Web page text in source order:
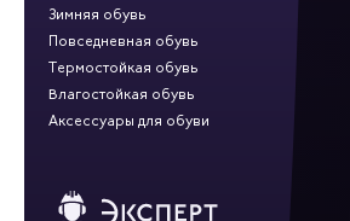
Зимняя обувь
Повседневная обувь
Термостойкая обувь
Влагостойкая обувь
Аксессуары для обуви